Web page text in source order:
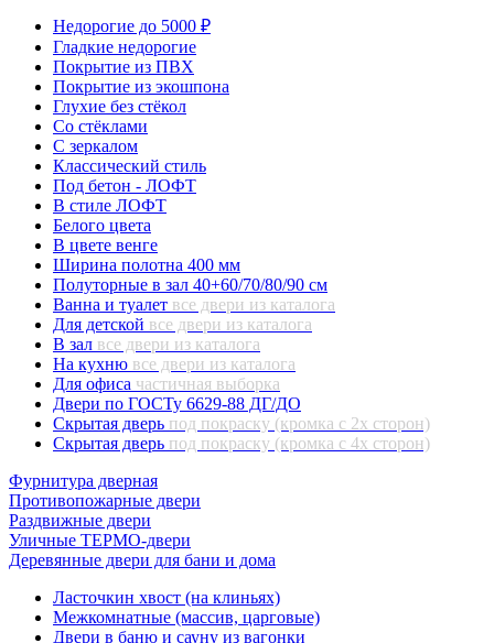
Недорогие до 5000 ₽
Гладкие недорогие
Покрытие из ПВХ
Покрытие из экошпона
Глухие без стёкол
Со стёклами
С зеркалом
Классический стиль
Под бетон - ЛОФТ
В стиле ЛОФТ
Белого цвета
В цвете венге
Ширина полотна 400 мм
Полуторные в зал 40+60/70/80/90 см
Ванна и туалет все двери из каталога
Для детской все двери из каталога
В зал все двери из каталога
На кухню все двери из каталога
Для офиса частичная выборка
Двери по ГОСТу 6629-88 ДГ/ДО
Скрытая дверь под покраску (кромка с 2х сторон)
Скрытая дверь под покраску (кромка с 4х сторон)
Фурнитура дверная
Противопожарные двери
Раздвижные двери
Уличные ТЕРМО-двери
Деревянные двери для бани и дома
Ласточкин хвост (на клиньях)
Межкомнатные (массив, царговые)
Двери в баню и сауну из вагонки